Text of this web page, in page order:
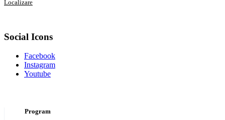
Localizare
Social Icons
Facebook
Instagram
Youtube
Program